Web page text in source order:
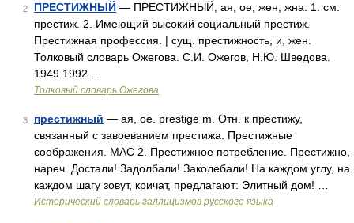
2 ПРЕСТИЖНЫЙ — ПРЕСТИЖНЫЙ, ая, ое; жен, жна. 1. см.
престиж. 2. Имеющий высокий социальный престиж.
Престижная профессия. | сущ. престижность, и, жен.
Толковый словарь Ожегова. С.И. Ожегов, Н.Ю. Шведова.
1949 1992 …
Толковый словарь Ожегова
3 престижный — ая, ое. prestige m. Отн. к престижу,
связанный с завоеванием престижа. Престижные
соображения. МАС 2. Престижное потребление. Престижно,
нареч. Достали! Задолбали! Заколебали! На каждом углу, на
каждом шагу зовут, кричат, предлагают: Элитный дом! …
Исторический словарь галлицизмов русского языка